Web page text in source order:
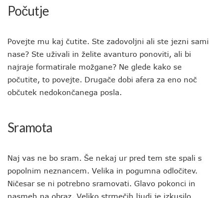
Počutje
Povejte mu kaj čutite. Ste zadovoljni ali ste jezni sami
nase? Ste uživali in želite avanturo ponoviti, ali bi
najraje formatirale možgane? Ne glede kako se
počutite, to povejte. Drugače dobi afera za eno noč
občutek nedokončanega posla.
Sramota
Naj vas ne bo sram. Še nekaj ur pred tem ste spali s
popolnim neznancem. Velika in pogumna odločitev.
Ničesar se ni potrebno sramovati. Glavo pokonci in